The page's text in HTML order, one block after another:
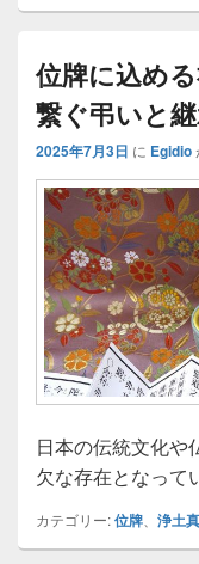
位牌に込め
繋ぐ弔いと
2025年7月3日 に Egidio
日本の伝統文化や
欠な存在となって
カテゴリー:位牌 浄土